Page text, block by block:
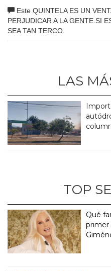
Este QUINTELA ES UN
PERJUDICAR A LA GENTE.SI
SEA TAN TERCO.
LAS
TOP
Qué
primer